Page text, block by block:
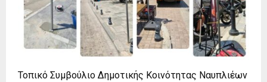
Τοπικό Συμβούλιο Δημοτικής Κοινότητας Ναυπλιέων